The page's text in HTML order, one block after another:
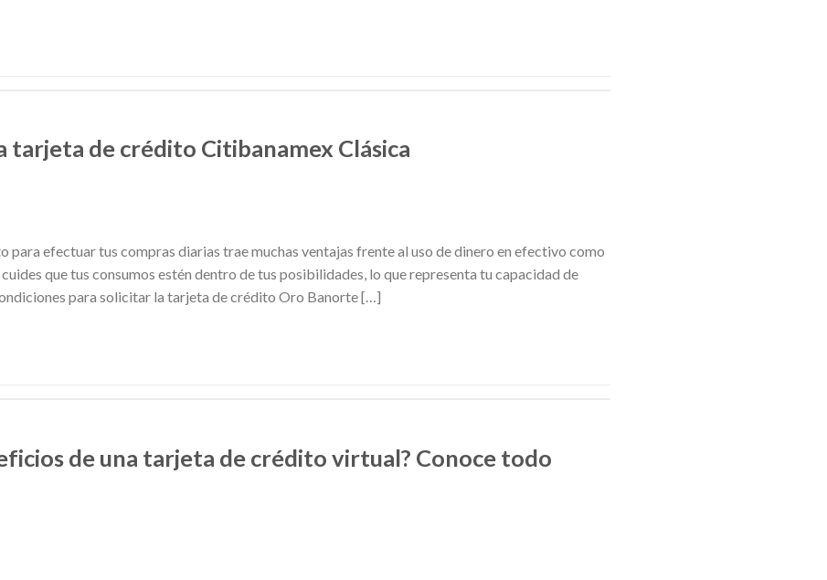
tarjeta de crédito Citibanamex Clásica
para efectuar tus compras diarias trae muchas ventajas frente al uso de dinero en efectivo como
que tus consumos estén dentro de tus posibilidades, lo que representa tu capacidad de
para solicitar la tarjeta de crédito Oro Banorte […]
de una tarjeta de crédito virtual? Conoce todo